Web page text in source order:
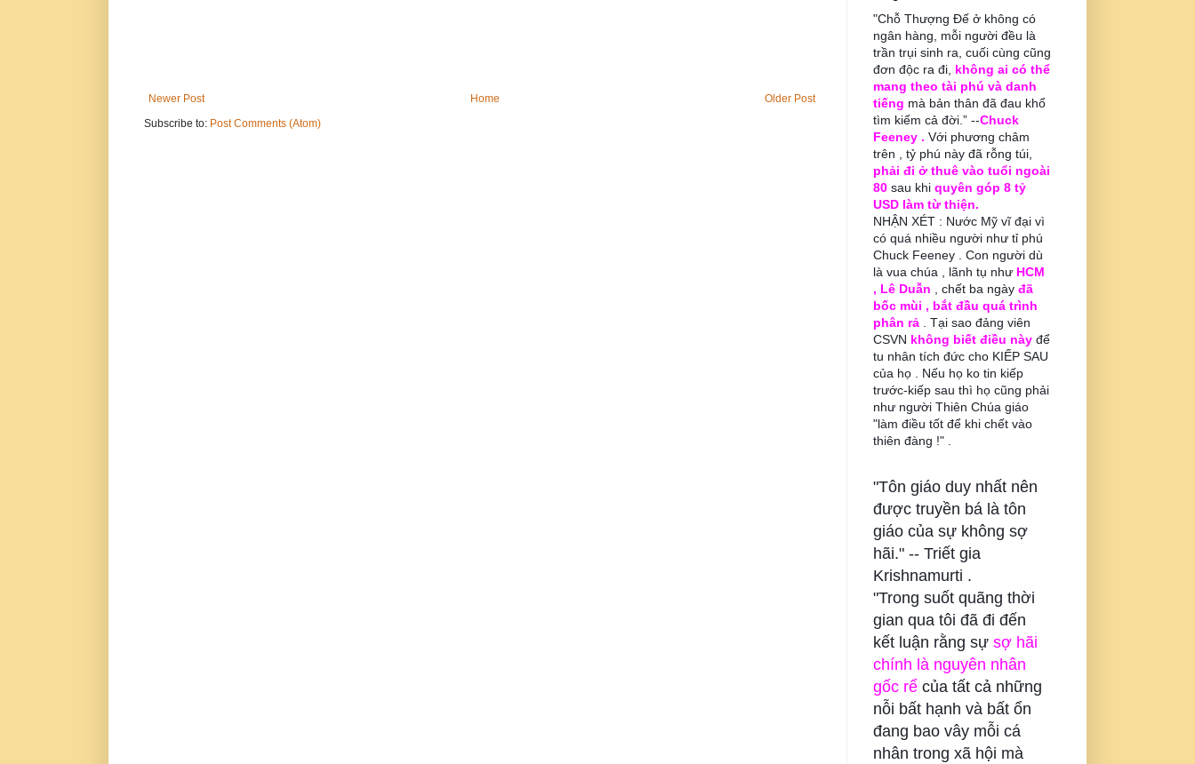
Newer Post Older Post
Home
Subscribe to: Post Comments (Atom)
"Chỗ Thượng Đế ở không có
ngân hàng, mỗi người đều là
trần trụi sinh ra, cuối cùng cũng
đơn độc ra đi, không ai có thể
mang theo tài phú và danh
tiếng mà bản thân đã đau khổ
tìm kiếm cả đời.” --Chuck
Feeney . Với phương châm
trên , tỷ phú này đã rỗng túi,
phải đi ở thuê vào tuổi ngoài
80 sau khi quyên góp 8 tỷ
USD làm từ thiện.
NHẬN XÉT : Nước Mỹ vĩ đại vì
có quá nhiều người như tỉ phú
Chuck Feeney . Con người dù
là vua chúa , lãnh tụ như HCM
, Lê Duẫn , chết ba ngày đã
bốc mùi , bắt đầu quá trình
phân rả . Tại sao đảng viên
CSVN không biết điều này để
tu nhân tích đức cho KIẾP SAU
của họ . Nếu họ ko tin kiếp
trước-kiếp sau thì họ cũng phải
như người Thiên Chúa giáo
"làm điều tốt để khi chết vào
thiên đàng !" .
"Tôn giáo duy nhất nên
được truyền bá là tôn
giáo của sự không sợ
hãi." -- Triết gia
Krishnamurti .
"Trong suốt quãng thời
gian qua tôi đã đi đến
kết luận rằng sự sợ hãi
chính là nguyên nhân
gốc rể của tất cả những
nỗi bất hạnh và bất ổn
đang bao vây mỗi cá
nhân trong xã hội mà